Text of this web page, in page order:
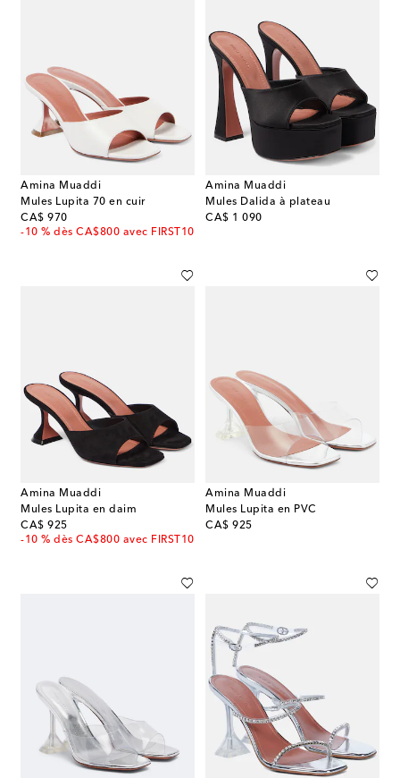
Amina Muaddi
Mules Lupita 70 en cuir
CA$ 970
original price
-10 % dès CA$800 avec FIRST10
Amina Muaddi
Mules Dalida à plateau
CA$ 1 090
original price
Amina Muaddi
Mules Lupita en daim
CA$ 925
original price
-10 % dès CA$800 avec FIRST10
Amina Muaddi
Mules Lupita en PVC
CA$ 925
original price